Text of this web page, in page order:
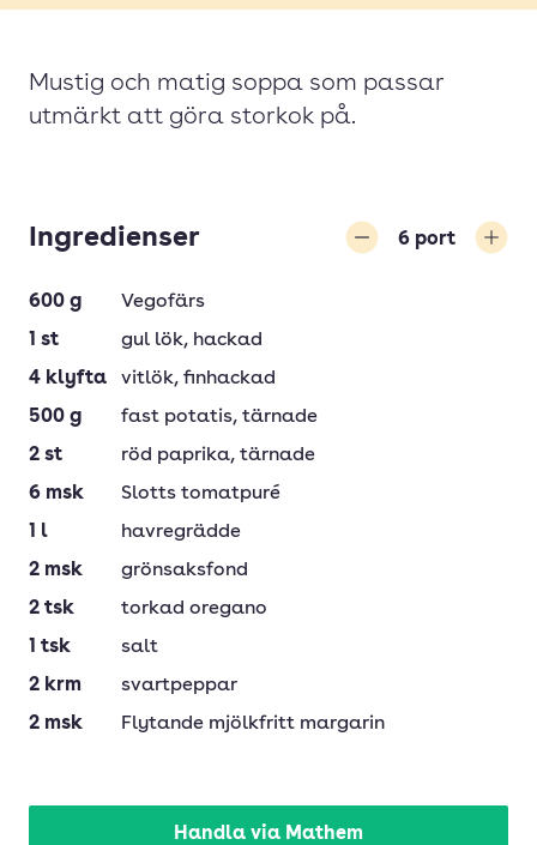
Mustig och matig soppa som passar
utmärkt att göra storkok på.
Ingredienser 6 port
600 g
Vegofärs
1 st gul lök, hackad
4 klyfta vitlök, finhackad
500 g fast potatis, tärnade
2 st röd paprika, tärnade
6 msk
Slotts tomatpuré
1 l
havregrädde
2 msk
grönsaksfond
2 tsk
torkad oregano
1 tsk
salt
2 krm
svartpeppar
2 msk Flytande mjölkfritt margarin
Handla via Mathem